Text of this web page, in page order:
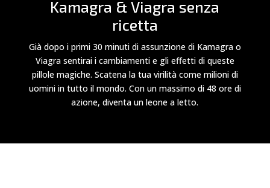
Kamagra & Viagra senza
ricetta
Già dopo i primi 30 minuti di assunzione di Kamagra o
Viagra sentirai i cambiamenti e gli effetti di queste
pillole magiche. Scatena la tua virilità come milioni di
uomini in tutto il mondo. Con un massimo di 48 ore di
azione, diventa un leone a letto.